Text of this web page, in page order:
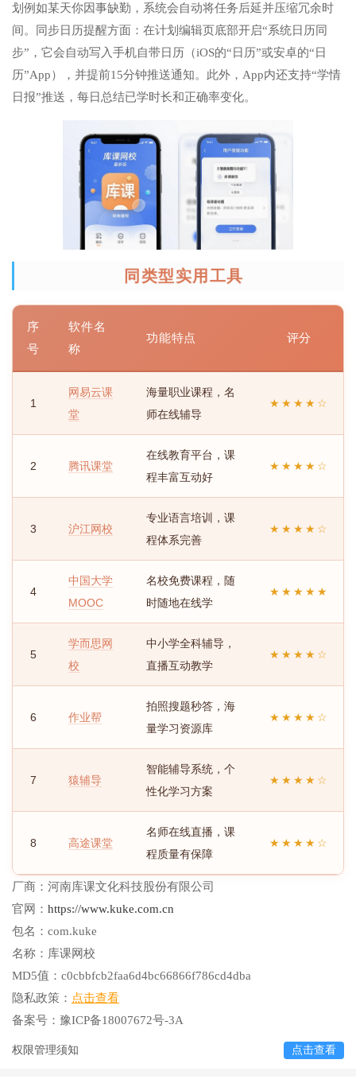
划例如某天你因事缺勤，系统会自动将任务后延并压缩冗余时
间。同步日历提醒方面：在计划编辑页底部开启“系统日历同
步”，它会自动写入手机自带日历（iOS的“日历”或安卓的“日
历”App），并提前15分钟推送通知。此外，App内还支持“学情
日报”推送，每日总结已学时长和正确率变化。
同类型实用工具
序
号
软件名
称
功能特点 评分
1
网易云课
堂
海量职业课程，名
师在线辅导
★★★★☆
2 腾讯课堂
在线教育平台，课
程丰富互动好
★★★★☆
3 沪江网校
专业语言培训，课
程体系完善
★★★★☆
4
中国大学
MOOC
名校免费课程，随
时随地在线学
★★★★★
5
学而思网
校
中小学全科辅导，
直播互动教学
★★★★☆
6 作业帮
拍照搜题秒答，海
量学习资源库
★★★★☆
7 猿辅导
智能辅导系统，个
性化学习方案
★★★★☆
8 高途课堂
名师在线直播，课
程质量有保障
★★★★☆
厂商： 河南库课文化科技股份有限公司
官网： https://www.kuke.com.cn
包名： com.kuke
名称： 库课网校
MD5值： c0cbbfcb2faa6d4bc66866f786cd4dba
隐私政策： 点击查看
备案号： 豫ICP备18007672号-3A
权限管理须知 点击查看